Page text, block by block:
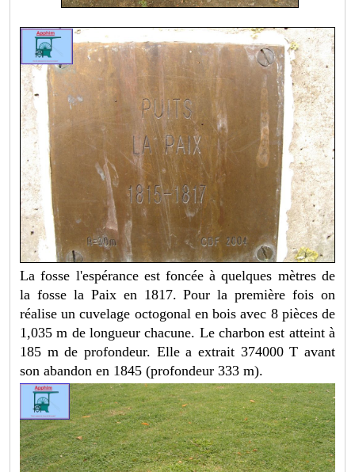
La fosse l'espérance est foncée à quelques mètres de
la fosse la Paix en 1817. Pour la première fois on
réalise un cuvelage octogonal en bois avec 8 pièces de
1,035 m de longueur chacune. Le charbon est atteint à
185 m de profondeur. Elle a extrait 374000 T avant
son abandon en 1845 (profondeur 333 m).